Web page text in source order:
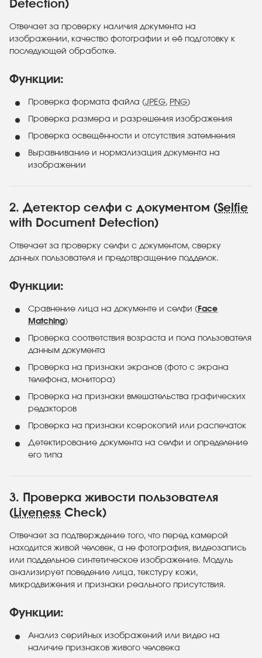
Detection)
Отвечает за проверку наличия документа на
изображении, качество фотографии и её подготовку к
последующей обработке.
Функции:
Проверка формата файла (JPEG, PNG)
Проверка размера и разрешения изображения
Проверка освещённости и отсутствия затемнения
Выравнивание и нормализация документа на
изображении
2. Детектор селфи с документом (Selfie
with Document Detection)
Отвечает за проверку селфи с документом, сверку
данных пользователя и предотвращение подделок.
Функции:
Сравнение лица на документе и селфи ( Face
Matching)
Проверка соответствия возраста и пола пользователя
данным документа
Проверка на признаки экранов (фото с экрана
телефона, монитора)
Проверка на признаки вмешательства графических
редакторов
Проверка на признаки ксерокопий или распечаток
Детектирование документа на селфи и определение
его типа
3. Проверка живости пользователя
( Liveness Check)
Отвечает за подтверждение того, что перед камерой
находится живой человек, а не фотография, видеозапись
или поддельное синтетическое изображение. Модуль
анализирует поведение лица, текстуру кожи,
микродвижения и признаки реального присутствия.
Функции:
Анализ серийных изображений или видео на
наличие признаков живого человека